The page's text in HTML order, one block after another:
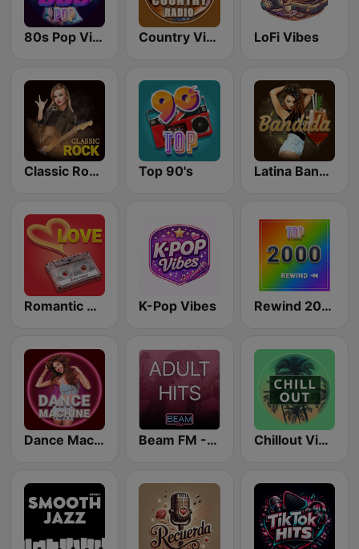
80s Pop Vibes Country Vibes LoFi Vibes
Classic Rock Station Top 90's Latina Bandida!
Romantic Vibes K-Pop Vibes Rewind 2000's
Dance Machine Beam FM - Adult Hits Chillout Vibes